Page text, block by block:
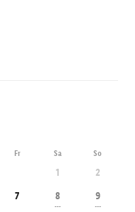
Fr Sa So
1
2
7 8
---
9
---